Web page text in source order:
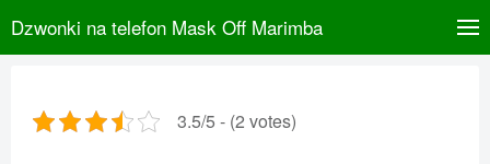
Dzwonki na telefon Mask Off Marimba
3.5/5 - (2 votes)